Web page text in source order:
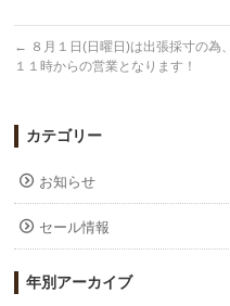
← ８月１日(日曜日)は出張採寸の為、
１１時からの営業となります！
カテゴリー
お知らせ
セール情報
年別アーカイブ